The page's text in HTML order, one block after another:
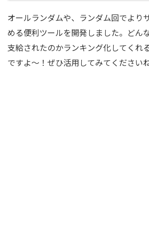
オールランダムや、ランダム回でより
める便利ツールを開発しました。どん
支給されたのかランキング化してくれ
ですよ～！ぜひ活用してみてください